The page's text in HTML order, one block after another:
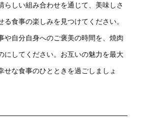
らしい組み合わせを通じて、美味しさ
る食事の楽しみを見つけてください。
や自分自身へのご褒美の時間を、焼肉
にしてください。お互いの魅力を最大
せな食事のひとときを過ごしましょ